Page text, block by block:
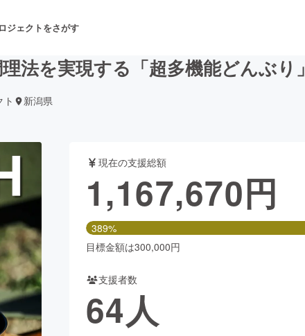
ジェクトをさがす
舞台・パフォーマンス
ファッション
アニメ・漫画
ビューティー・ヘルスケア
法を実現する「超多機能どんぶり」
ト 新潟県
現在の支援総額
1,167,670円
389%
目標金額は300,000円
支援者数
64人